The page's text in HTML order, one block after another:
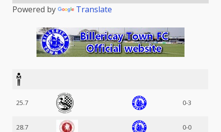
Powered by Translate
25.7 0-3
28.7 0-0